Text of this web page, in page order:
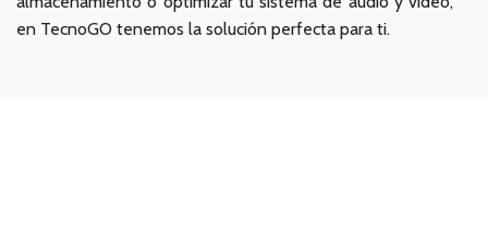
en TecnoGO tenemos la solución perfecta para ti.